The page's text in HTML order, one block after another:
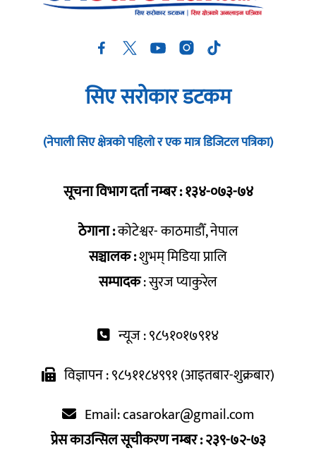
सिए सरोकार डटकम
(नेपाली सिए क्षेत्रको पहिलो र एक मात्र डिजिटल पत्रिका)
सूचना विभाग दर्ता नम्बर : १३४-०७३-७४
ठेगाना :कोटेश्वर- काठमाडौँ, नेपाल
सञ्चालक :शुभम् मिडिया प्रालि
सम्पादक: सुरज प्याकुरेल
न्यूज : ९८५१०१७९१४
विज्ञापन : ९८५११८४९९१ (आइतबार-शुक्रबार)
Email:casarokar@gmail.com
प्रेस काउन्सिल सूचीकरण नम्बर : २३९-७२-७३